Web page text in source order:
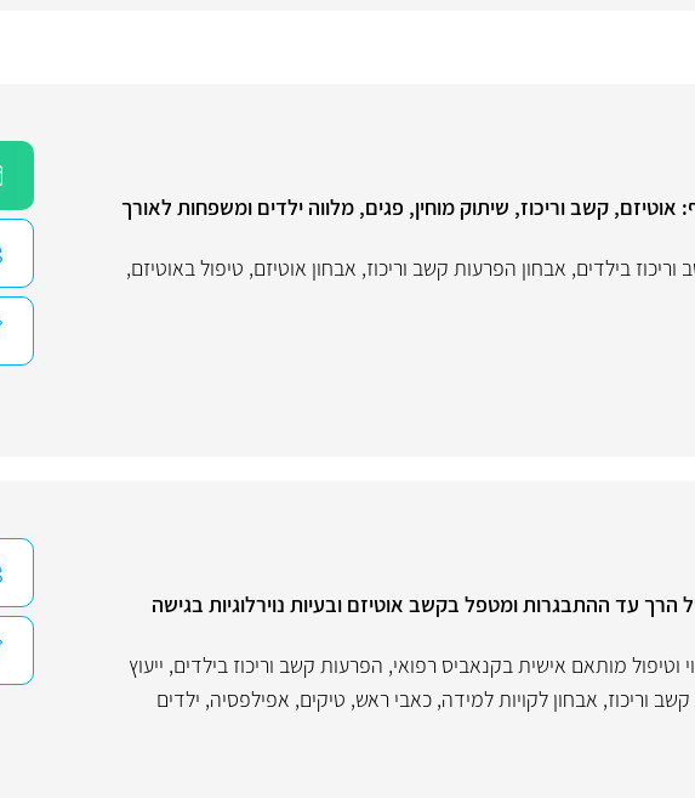
אוטיזם, קשב וריכוז, שיתוק מוחין, פגים, מלווה ילדים ומשפחות לאורך
בילדים, אבחון הפרעות קשב וריכוז, אבחון אוטיזם, טיפול באוטיזם,
הרך עד ההתבגרות ומטפל בקשב אוטיזם ובעיות נוירלוגיות בגישה
וטיפול מותאם אישית בקנאביס רפואי, הפרעות קשב וריכוז בילדים, ייעוץ
וריכוז, אבחון לקויות למידה, כאבי ראש, טיקים, אפילפסיה, ילדים